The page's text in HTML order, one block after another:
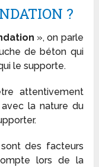
?
», on parle
de béton qui
le supporte.
attentivement
la nature du
sont des facteurs
lors de la